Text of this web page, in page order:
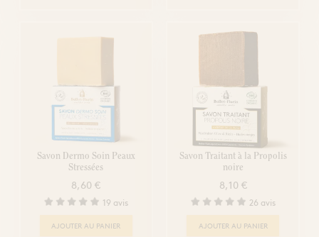
Savon Dermo Soin Peaux
Stressées
8,60 €
19 avis
AJOUTER AU PANIER
Savon Traitant à la Propolis
noire
8,10 €
26 avis
AJOUTER AU PANIER